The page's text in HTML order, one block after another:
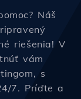
Náš
riešenia! V
vám
s
7. Príďte a